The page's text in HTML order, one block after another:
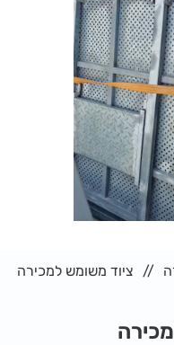
ציוד משומש למכירה